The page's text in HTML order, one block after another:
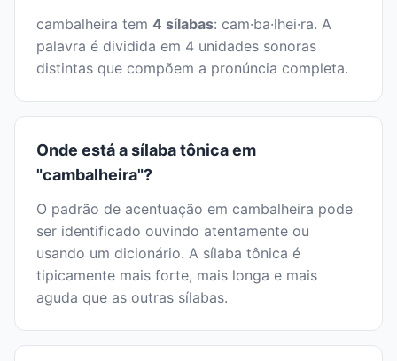
cambalheira tem 4 sílabas: cam·ba·lhei·ra. A
palavra é dividida em 4 unidades sonoras
distintas que compõem a pronúncia completa.
Onde está a sílaba tônica em
"cambalheira"?
O padrão de acentuação em cambalheira pode
ser identificado ouvindo atentamente ou
usando um dicionário. A sílaba tônica é
tipicamente mais forte, mais longa e mais
aguda que as outras sílabas.